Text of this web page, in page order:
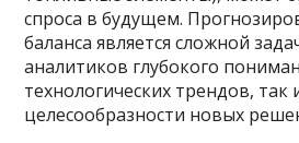
спроса в будущем.
баланса является сложной
аналитиков глубокого
технологических трендов, так
целесообразности новых